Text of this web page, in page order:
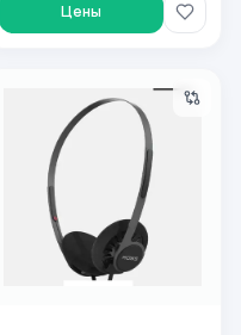
Цены
Koss KPH40